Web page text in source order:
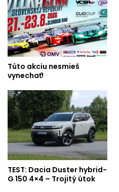
Túto akciu nesmieš
vynechať!
TEST: Dacia Duster hybrid-
G 150 4×4 – Trojitý útok